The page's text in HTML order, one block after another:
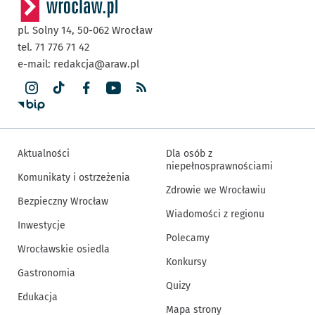
pl. Solny 14, 50-062 Wrocław
tel. 71 776 71 42
e-mail: redakcja@araw.pl
Aktualności
Komunikaty i ostrzeżenia
Bezpieczny Wrocław
Inwestycje
Wrocławskie osiedla
Gastronomia
Edukacja
Dla osób z
niepełnosprawnościami
Zdrowie we Wrocławiu
Wiadomości z regionu
Polecamy
Konkursy
Quizy
Mapa strony